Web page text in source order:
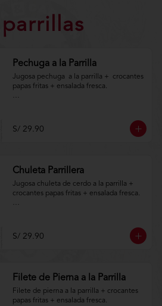
Pechuga a la Parrilla
Jugosa pechuga  a la parrilla +  crocantes
papas fritas + ensalada fresca.
m/TYCGenerales
S/ 29.90
Chuleta Parrillera
Jugosa chuleta de cerdo a la parrilla +
crocantes papas fritas + ensalada fresca.
m/TYCGenerales
S/ 29.90
Filete de Pierna a la Parrilla
Filete de pierna a la parrilla + crocantes
papas fritas + ensalada fresca.